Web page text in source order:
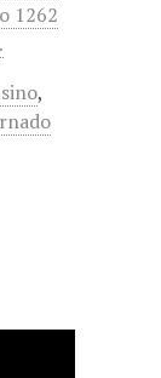
1262
,